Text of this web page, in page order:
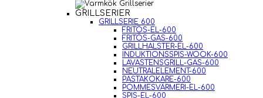
GRILLSERIER
GRILLSERIE 600
FRITÖS-EL-600
FRITÖS-GAS-600
GRILLHALSTER-EL-600
INDUKTIONSSPIS-WOOK-600
LAVASTENSGRILL-GAS-600
NEUTRALELEMENT-600
PASTAKOKARE-600
POMMESVÄRMERI-EL-600
SPIS-EL-600